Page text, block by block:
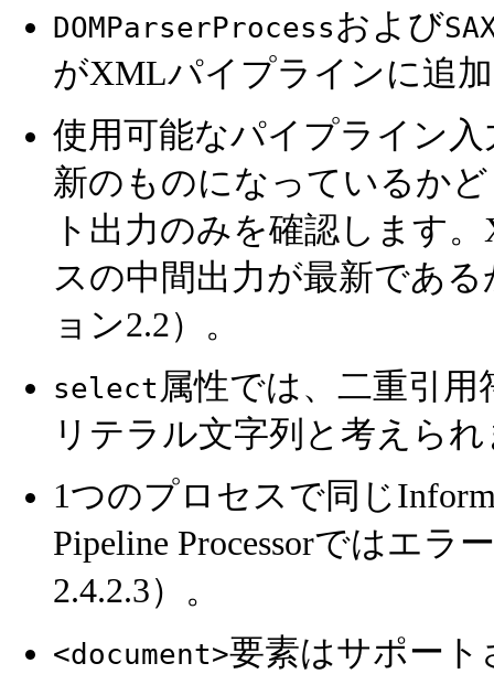
DOMParserProcessおよび
がXMLパイプラインに追
使用可能なパイプライン
新のものになっているか
ト出力のみを確認します
スの中間出力が最新であ
ョン2.2）。
select 属性では、二重引
リテラル文字列と考えら
1つのプロセスで同じ
Pipeline Processorではエ
2.4.2.3）。
<document>要素はサポー